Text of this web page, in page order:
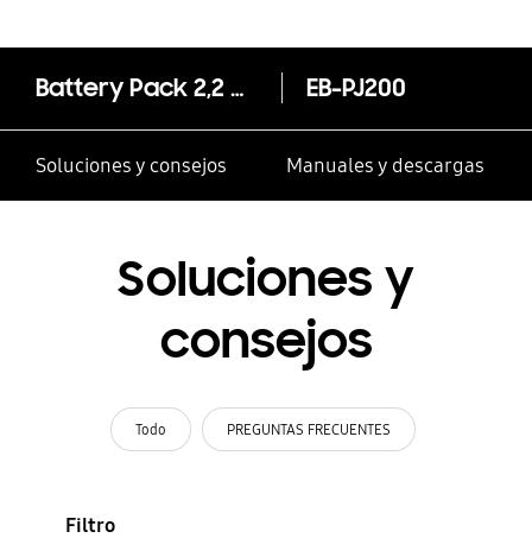
Battery Pack 2,2 mAh EB-PJ200
Soluciones y consejos Manuales y descargas
Soluciones y
consejos
Todo PREGUNTAS FRECUENTES
Filtro